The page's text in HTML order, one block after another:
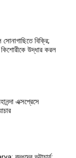
বিক্রি;
উদ্ধার করল
এক্সপ্রেসে